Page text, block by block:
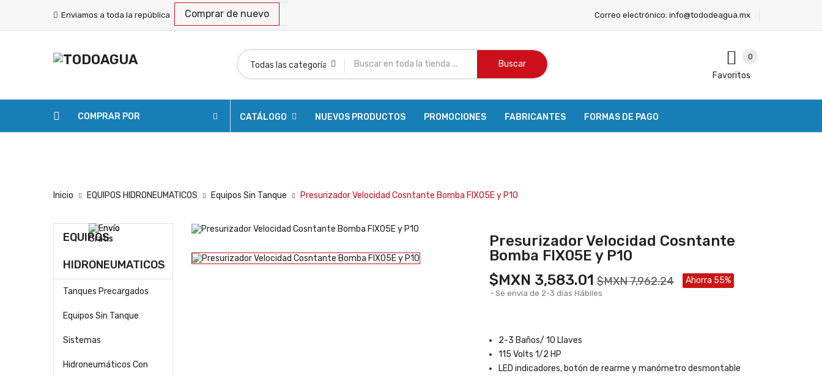
Enviamos a toda la república Comprar de nuevo Correo electrónico: info@tododeagua.mx
Buscar
0
Favoritos
COMPRAR POR CATÁLOGO NUEVOS PRODUCTOS PROMOCIONES FABRICANTES FORMAS DE PAGO
Inicio EQUIPOS HIDRONEUMATICOS Equipos Sin Tanque Presurizador Velocidad Cosntante Bomba FIX05E y P10
EQUIPOS
HIDRONEUMATICOS
Tanques Precargados
Equipos Sin Tanque
Sistemas
Hidroneumáticos Con
Presurizador Velocidad Cosntante
Bomba FIX05E y P10
$MXN 3,583.01 $MXN 7,962.24 Ahorra 55%
Se envía de 2-3 días Hábiles
2-3 Baños/ 10 Llaves
115 Volts 1/2 HP
LED indicadores, botón de rearme y manómetro desmontable